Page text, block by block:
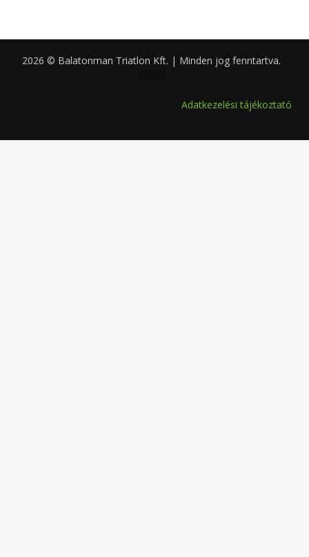
2026 © Balatonman Triatlon Kft. | Minden jog fenntartva.
Adatkezelési tájékoztató